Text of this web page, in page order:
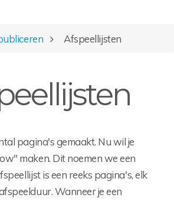
Afspeellijsten
pagina's gemaakt. Nu wil je
maken. Dit noemen we een
is een reeks pagina's, elk
Wanneer je een